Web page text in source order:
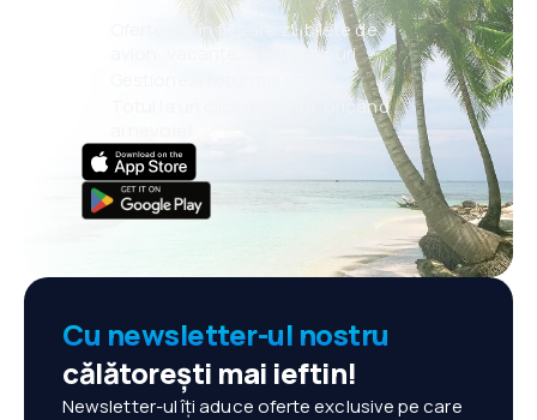
Oferte noi în fiecare zi: bilete de
avion, vacanțe, city break-uri
Totul la un click distanță, oricând
Cu newsletter-ul nostru
călătorești mai ieftin!
Newsletter-ul îți aduce oferte exclusive pe care